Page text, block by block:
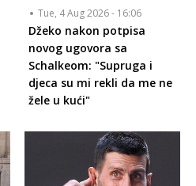
Tue, 4 Aug 2026 - 16:06
Džeko nakon potpisa
novog ugovora sa
Schalkeom: "Supruga i
djeca su mi rekli da me ne
žele u kući"